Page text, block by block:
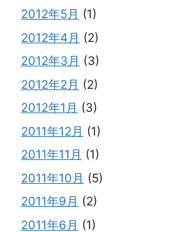
2012年5月 (1)
2012年4月 (2)
2012年3月 (3)
2012年2月 (2)
2012年1月 (3)
2011年12月 (1)
2011年11月 (1)
2011年10月 (5)
2011年9月 (2)
2011年6月 (1)